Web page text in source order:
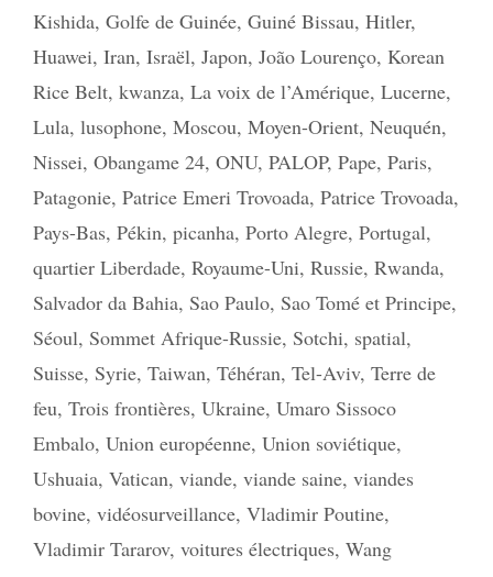
Kishida, Golfe de Guinée, Guiné Bissau, Hitler,
Huawei, Iran, Israël, Japon, João Lourenço, Korean
Rice Belt, kwanza, La voix de l’Amérique, Lucerne,
Lula, lusophone, Moscou, Moyen-Orient, Neuquén,
Nissei, Obangame 24, ONU, PALOP, Pape, Paris,
Patagonie, Patrice Emeri Trovoada, Patrice Trovoada,
Pays-Bas, Pékin, picanha, Porto Alegre, Portugal,
quartier Liberdade, Royaume-Uni, Russie, Rwanda,
Salvador da Bahia, Sao Paulo, Sao Tomé et Principe,
Séoul, Sommet Afrique-Russie, Sotchi, spatial,
Suisse, Syrie, Taiwan, Téhéran, Tel-Aviv, Terre de
feu, Trois frontières, Ukraine, Umaro Sissoco
Embalo, Union européenne, Union soviétique,
Ushuaia, Vatican, viande, viande saine, viandes
bovine, vidéosurveillance, Vladimir Poutine,
Vladimir Tararov, voitures électriques, Wang